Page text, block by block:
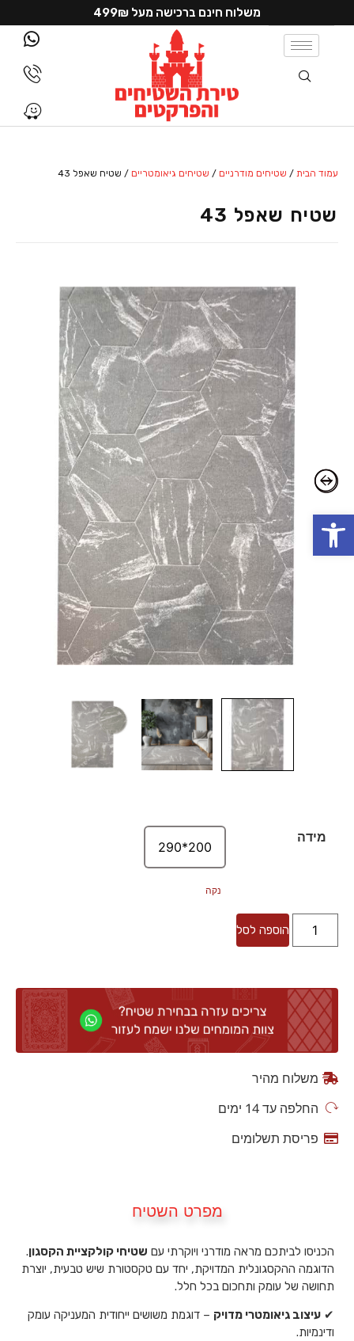
פתח סרגל נגישות
משלוח חינם ברכישה מעל 499₪
עמוד הבית / שטיחים מודרניים / שטיחים גיאומטריים / שטיח שאפל 43
שטיח שאפל 43
מידה
200*290
נקה
הוספה לסל
משלוח מהיר
החלפה עד 14 ימים
פריסת תשלומים
מפרט השטיח
הכניסו לביתכם מראה מודרני ויוקרתי עם שטיחי קולקציית הקסגון.
הדוגמה ההקסגונלית המדויקת, יחד עם טקסטורת שיש טבעית, יוצרת
תחושה של עומק ותחכום בכל חלל.
✔ עיצוב גיאומטרי מדויק – דוגמת משושים ייחודית המעניקה עומק
ודינמיות.